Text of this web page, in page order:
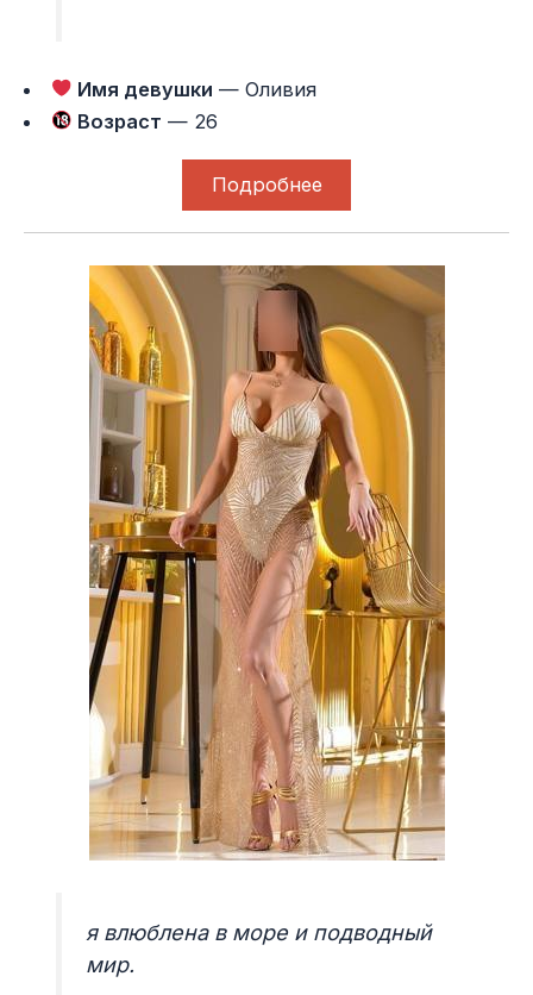
Имя девушки — Оливия
Возраст — 26
Подробнее
я влюблена в море и подводный
мир.